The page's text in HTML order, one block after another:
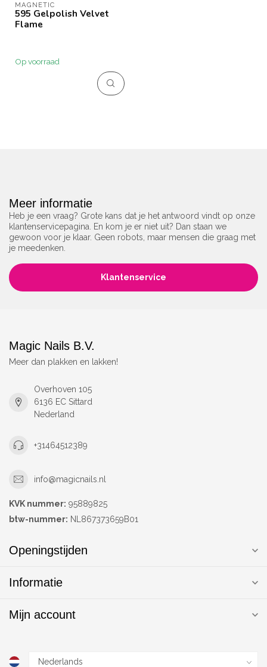
MAGNETIC
595 Gelpolish Velvet
Flame
Op voorraad
Meer informatie
Heb je een vraag? Grote kans dat je het antwoord vindt op onze
klantenservicepagina. En kom je er niet uit? Dan staan we
gewoon voor je klaar. Geen robots, maar mensen die graag met
je meedenken.
Klantenservice
Magic Nails B.V.
Meer dan plakken en lakken!
Overhoven 105
6136 EC Sittard
Nederland
+31464512389
info@magicnails.nl
KVK nummer: 95889825
btw-nummer: NL867373659B01
Openingstijden
Informatie
Mijn account